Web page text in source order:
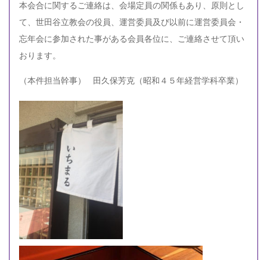
本会合に関するご連絡は、会場定員の関係もあり、原則とし
て、世田谷立教会の役員、運営委員及び以前に運営委員会・
忘年会に参加された事がある会員各位に、ご連絡させて頂い
おります。
（本件担当幹事） 田久保芳克（昭和４５年経営学科卒業）